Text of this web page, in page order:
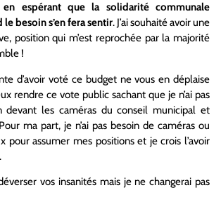
espérant que la solidarité communale
besoin s’en fera sentir. J’ai souhaité avoir une
position qui m’est reprochée par la majorité
!
d’avoir voté ce budget ne vous en déplaise
rendre ce vote public sachant que je n’ai pas
devant les caméras du conseil municipal et
ma part, je n’ai pas besoin de caméras ou
pour assumer mes positions et je crois l’avoir
vos insanités mais je ne changerai pas